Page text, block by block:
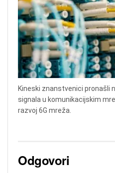
Kineski znanstvenici pronašli
signala u komunikacijskim
razvoj 6G mreža.
Odgovori